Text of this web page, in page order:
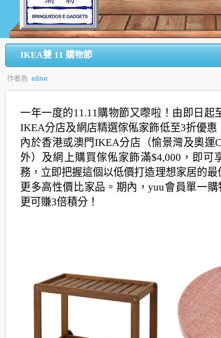
IKEA雙 11 購物節
作者為 editor
一年一度的11.11購物節又嚟啦！ 由即日起
IKEA分店及網店精選傢俬家飾低至3折優惠
內於香港或澳門IKEA分店（愉景灣及奧運
外）及網上購買傢俬家飾滿$4,000， 即可
務， 立即把握這個以低價打造理想家居的最
更多高性價比家品。期內，yuu會員單一購
更可賺3倍積分！